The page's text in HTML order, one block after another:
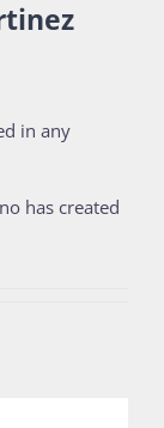
in any
has created